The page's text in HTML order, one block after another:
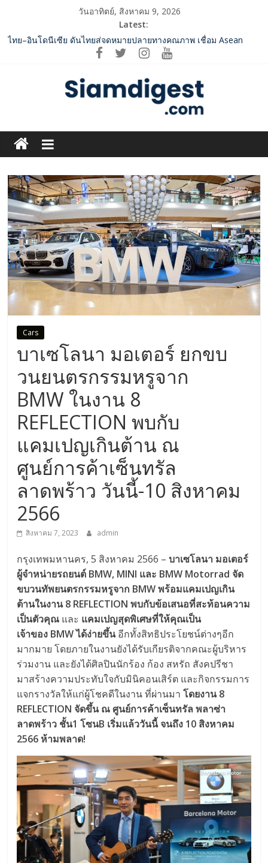
content
วันอาทิตย์, สิงหาคม 9, 2026
Latest:
ททท. จับมือ TransNusa Airline – Traveloka ยกระดับการเชื่อมโยง
ไทย–อินโดนีเซีย ดันไทยสู่จุดหมายปลายทางคุณภาพ เชื่อม Asean
กกท.เปิดเกมรุก! ดันเอเชียนเกมส์ให้เป็นมากกว่าการแข่งขัน ผ่าน
แคมเปญระดับชาติ
Vitafoods Asia 2026 ตัวเร่งอุตสาหกรรมสารสกัดไทย ชูงานวิจัย –
เครือข่ายโลก สร้างมูลค่าเศรษฐกิจใหม่ ขานรับตลาดโภชนาการ
สุขภาพโลกโตทะลุล้านล้านดอลลาร์
‘RAKSAPHAN’ เปิดฉากคอลเลกชันระดับมาสเตอร์พีซคอลเลกชันแรก
รังสรรค์ “ผ้าลายน้ำไหล” สู่ชิ้นงานศิลปะสะสมสุดลิมิเต็ด ถ่ายทอด
SME D Bank ผนึกกำลัง สถาบันอาหาร เปิดตัว “FOODNext SME D
Navigator” ชูยุทธศาสตร์ “แหล่งทุนคู่องค์ความรู้” ติดปีก SME อาหาร
ไทยแข่งขันได้ในเวทีโลก
Siam
Digest.com
ฺีBusiness
&
Variety
Cars
บาเซโลนา มอเตอร์ ยกขบ
วนยนตรกรรมหรูจาก
BMW ในงาน 8
REFLECTION พบกับ
แคมเปญเกินต้าน ณ
ศูนย์การค้าเซ็นทรัล
ลาดพร้าว วันนี้-10 สิงหาคม
2566
สิงหาคม 7, 2023 admin
กรุงเทพมหานคร, 5 สิงหาคม 2566 – บาเซโลนา มอเตอร์
ผู้จำหน่ายรถยนต์ BMW, MINI และ BMW Motorrad จัด
ขบวนทัพยนตรกรรมหรูจาก BMW พร้อมแคมเปญเกิน
ต้านในงาน 8 REFLECTION พบกับข้อเสนอที่สะท้อนความ
เป็นตัวคุณ และ แคมเปญสุดพิเศษที่ให้คุณเป็น
เจ้าของ BMW ได้ง่ายขึ้นอีกทั้งสิทธิประโยชน์ต่างๆอีก
มากมาย โดยภายในงานยังได้รับเกียรติจากคณะผู้บริหาร
ร่วมงาน และยังได้ศิลปินนักร้อง ก้อง สหรัถ สังคปรีชา
มาสร้างความประทับใจกับมินิคอนเสิร์ต และกิจกรรมการ
แจกรางวัลให้แก่ผู้โชคดีในงาน ที่ผ่านมา โดยงาน 8
REFLECTION จัดขึ้น ณ ศูนย์การค้าเซ็นทรัล พลาซ่า
ลาดพร้าว ชั้น1 โซนB เริ่มแล้ววันนี้ จนถึง 10 สิงหาคม
2566 ห้ามพลาด!